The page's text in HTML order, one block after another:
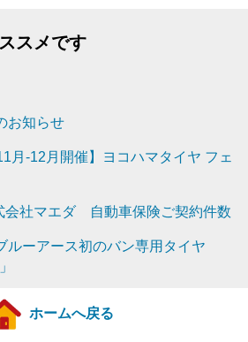
スメです
お知らせ
月‐12月開催】ヨコハマタイヤ フェ
会社マエダ 自動車保険ご契約件数
ルーアース初のバン専用タイヤ
ホームへ戻る